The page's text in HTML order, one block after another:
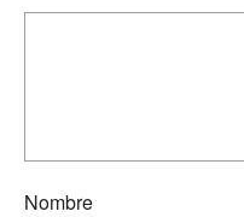
Nombre